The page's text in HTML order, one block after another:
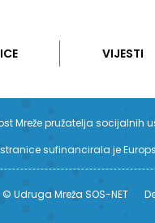
VIJESTI
pružatelja socijalnih
sufinancirala je
© Udruga Mreža SOS-NET